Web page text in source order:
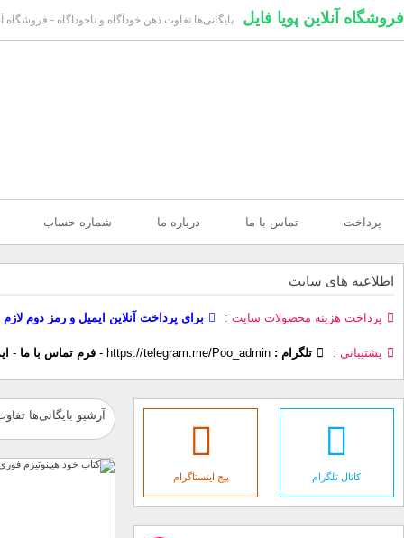
فروشگاه آنلاین پویا فایل بایگانی‌ها تفاوت ذهن خودآگاه و ناخوداگاه - فروشگاه
پرداخت تماس با ما درباره ما شماره حساب
اطلاعیه های سایت
پرداخت هزینه محصولات سایت برای پرداخت آنلاین ایمیل و رمز دوم
پشتیبانی تلگرام : https://telegram.me/Poo_admin
- فرم تماس با ما -
آرشیو بایگانی‌ها
کانال تلگرام پیج اینستاگرام